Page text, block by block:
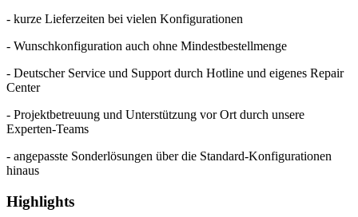
- kurze Lieferzeiten bei vielen Konfigurationen
- Wunschkonfiguration auch ohne Mindestbestellmenge
- Deutscher Service und Support durch Hotline und eigenes Repair
Center
- Projektbetreuung und Unterstützung vor Ort durch unsere
Experten-Teams
- angepasste Sonderlösungen über die Standard-Konfigurationen
hinaus
Highlights